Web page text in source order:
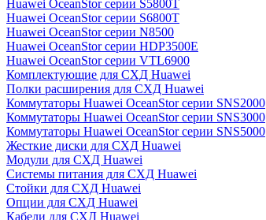
Huawei OceanStor серии S5800T
Huawei OceanStor серии S6800T
Huawei OceanStor серии N8500
Huawei OceanStor серии HDP3500E
Huawei OceanStor серии VTL6900
Комплектующие для СХД Huawei
Полки расширения для СХД Huawei
Коммутаторы Huawei OceanStor серии SNS2000
Коммутаторы Huawei OceanStor серии SNS3000
Коммутаторы Huawei OceanStor серии SNS5000
Жесткие диски для СХД Huawei
Модули для СХД Huawei
Системы питания для СХД Huawei
Стойки для СХД Huawei
Опции для СХД Huawei
Кабели для СХД Huawei